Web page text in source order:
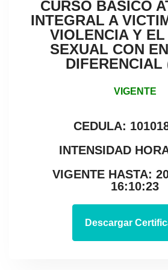
CURSO BÁSICO
INTEGRAL A
VIOLENCIA Y
SEXUAL CON
DIFERENCIAL
VIGENTE
CEDULA:
INTENSIDAD
VIGENTE HASTA:
16:10:23
Descargar